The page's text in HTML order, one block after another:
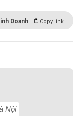
Doanh Copy link
Nội